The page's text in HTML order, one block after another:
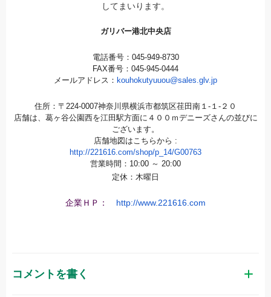
してまいります。
ガリバー港北中央店
電話番号：045-949-8730
FAX番号：045-945-0444
メールアドレス： kouhokutyuuou@sales.glv.jp
住所：〒224-0007神奈川県横浜市都筑区荏田南１-１-２０
店舗は、葛ヶ谷公園西を江田駅方面に４００ｍデニーズさんの並びに
ございます。
店舗地図はこちらから :
http://221616.com/shop/p_14/G00763
営業時間：10:00 ～ 20:00
定休：木曜日
企業ＨＰ： http://www.221616.com
コメントを書く